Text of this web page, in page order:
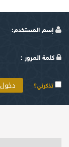
إسم المستخدم:
كلمة المرور :
تذكرني؟